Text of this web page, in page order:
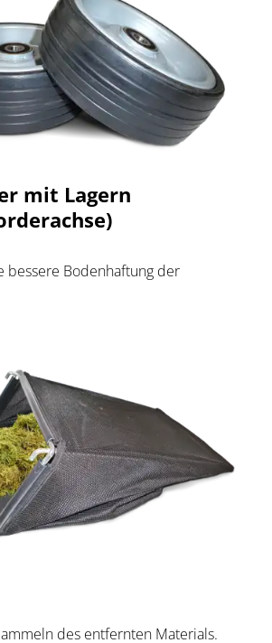
mit Lagern
bessere Bodenhaftung der
des entfernten Materials.